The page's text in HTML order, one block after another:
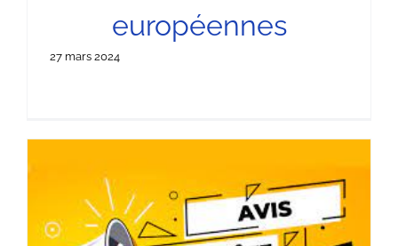
européennes
27 mars 2024